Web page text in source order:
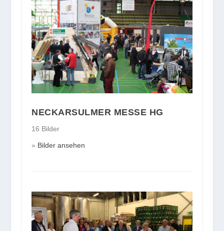
NECKARSULMER MESSE HG
16 Bilder
Bilder ansehen